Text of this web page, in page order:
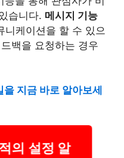
습니다. 메시지 기능
니케이션을 할 수 있으
백을 요청하는 경우
지금 바로 알아보세
의 설정 알